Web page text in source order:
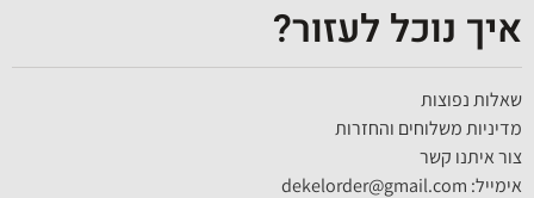
איך נוכל לעזור?
שאלות נפוצות
מדיניות משלוחים והחזרות
צור איתנו קשר
אימייל: dekelorder@gmail.com